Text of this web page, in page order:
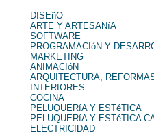
DISEñO
ARTE Y ARTESANíA
SOFTWARE
PROGRAMACIóN Y
MARKETING
ANIMACIóN
ARQUITECTURA,
INTERIORES
COCINA
PELUQUERíA Y ESTéTICA
PELUQUERíA Y ESTéTICA
ELECTRICIDAD